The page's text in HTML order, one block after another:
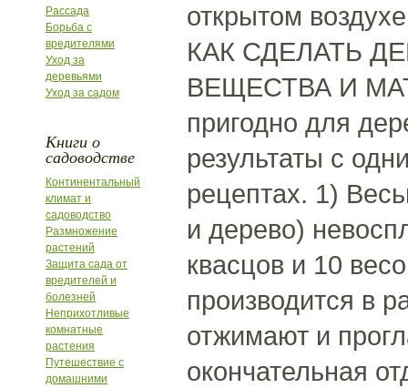
Рассада
Борьба с
вредителями
Уход за
деревьями
Уход за садом
Книги о
садоводстве
Континентальный
климат и
садоводство
Размножение
растений
Защита сада от
вредителей и
болезней
Неприхотливые
комнатные
растения
Путешествие с
домашними
открытом
КАК СДЕЛАТЬ
ВЕЩЕСТВА И
пригодно для
результаты с
рецептах. 1)
и дерево)
квасцов и 10
производится в
отжимают и
окончательная